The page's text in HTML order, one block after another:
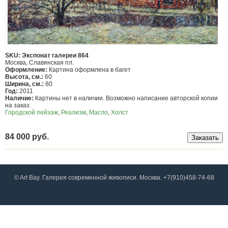
SKU: Экспонат галереи 864
Москва, Славянская пл.
Оформление: Картина оформлена в багет
Высота, см.: 60
Ширина, см.: 80
Год: 2011
Наличие: Картины нет в наличии. Возможно написание авторской копии
на заказ.
Городской пейзаж, Реализм, Масло, Холст
84 000 руб.
© Art Bay. Галерея современной живописи. Москва. +7(910)458-74-68